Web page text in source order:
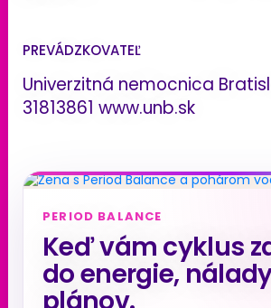
PREVÁDZKOVATEĽ
Univerzitná nemocnica
31813861 www.unb.sk
PERIOD BALANCE
Keď vám cyklus
do energie,
plánov.